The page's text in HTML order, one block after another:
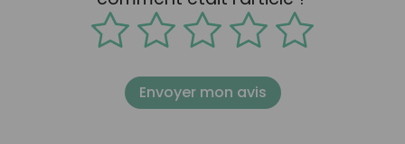
Envoyer mon avis